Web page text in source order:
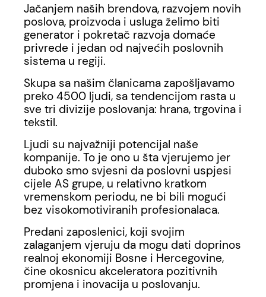
Jačanjem naših brendova, razvojem novih
poslova, proizvoda i usluga želimo biti
generator i pokretač razvoja domaće
privrede i jedan od najvećih poslovnih
sistema u regiji.
Skupa sa našim članicama zapošljavamo
preko 4500 ljudi, sa tendencijom rasta u
sve tri divizije poslovanja: hrana, trgovina i
tekstil.
Ljudi su najvažniji potencijal naše
kompanije. To je ono u šta vjerujemo jer
duboko smo svjesni da poslovni uspjesi
cijele AS grupe, u relativno kratkom
vremenskom periodu, ne bi bili mogući
bez visokomotiviranih profesionalaca.
Predani zaposlenici, koji svojim
zalaganjem vjeruju da mogu dati doprinos
realnoj ekonomiji Bosne i Hercegovine,
čine okosnicu akceleratora pozitivnih
promjena i inovacija u poslovanju.